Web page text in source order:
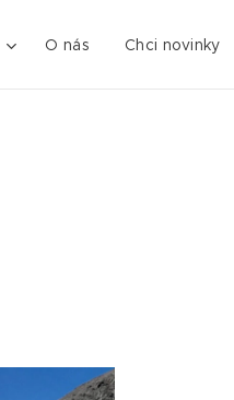
O nás Chci novinky